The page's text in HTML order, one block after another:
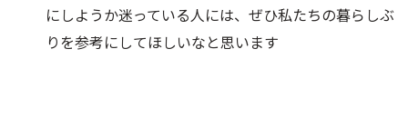
にしようか迷っている人には、ぜひ私たちの暮らしぶ
りを参考にしてほしいなと思います